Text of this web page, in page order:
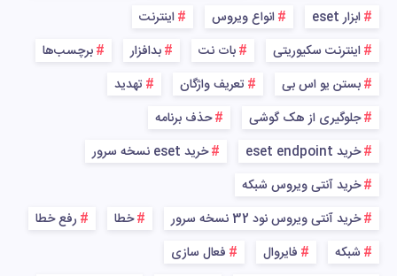
ابزار eset
انواع ویروس
اینترنت
اینترنت سکیوریتی
بات نت بدافزار
برچسب‌ها
بستن یو اس بی
تعریف واژگان
تهدید
جلوگیری از هک گوشی
حذف برنامه
خرید eset endpoint
خرید eset نسخه سرور
خرید آنتی ویروس شبکه
خرید آنتی ویروس نود 32 نسخه سرور
خطا
رفع خطا
شبکه
فایروال فعال سازی